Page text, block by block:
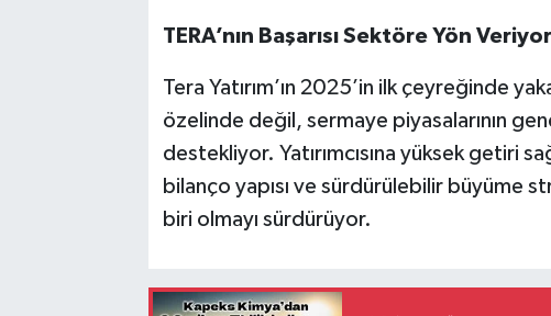
TERA’nın Başarısı Sektöre Yön Veriyor
Tera Yatırım’ın 2025’in ilk çeyreğinde
özelinde değil, sermaye piyasalarının
destekliyor. Yatırımcısına yüksek getiri
bilanço yapısı ve sürdürülebilir büyüme
biri olmayı sürdürüyor.